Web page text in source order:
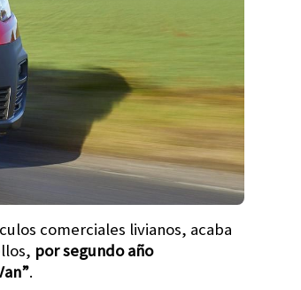
comerciales livianos, acaba
por segundo año
.